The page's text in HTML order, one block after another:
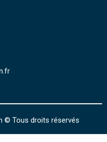
© Tous droits réservés